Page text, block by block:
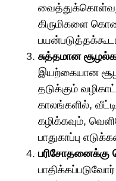
கிருமிகளை
சுத்தமான
இயற்கையான
தடுக்கும்
காலங்களில்,
கழிக்கவும்,
பாதுகாப்பு
பரிசோதனைக்கு